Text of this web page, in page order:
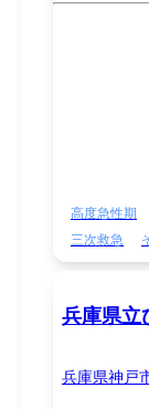
高度急性期
三次救急
兵庫県立
兵庫県神戸